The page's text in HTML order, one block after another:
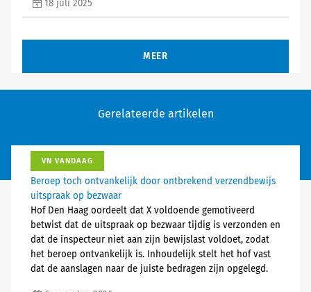
18 juli 2025
MEER
Gerelateerde artikelen
VN VANDAAG
Beroep toch ontvankelijk door ontbrekend verzendbewijs
uitspraak op bezwaar
Hof Den Haag oordeelt dat X voldoende gemotiveerd
betwist dat de uitspraak op bezwaar tijdig is verzonden en
dat de inspecteur niet aan zijn bewijslast voldoet, zodat
het beroep ontvankelijk is. Inhoudelijk stelt het hof vast
dat de aanslagen naar de juiste bedragen zijn opgelegd.